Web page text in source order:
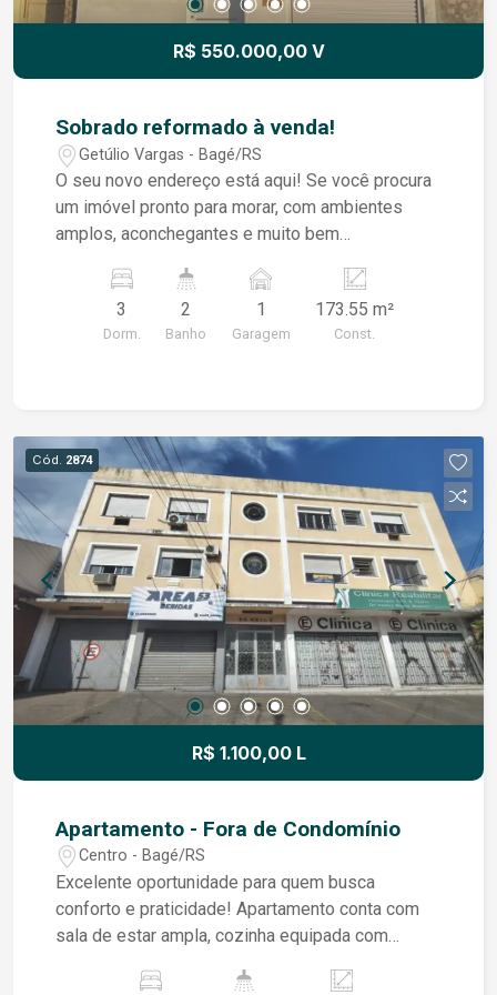
R$ 550.000,00 V
Sobrado reformado à venda!
Getúlio Vargas - Bagé/RS
O seu novo endereço está aqui! Se você procura
um imóvel pronto para morar, com ambientes
amplos, aconchegantes e muito bem
oportunidade! Destaques do imóvel: - 3
dormitórios bem distribuídos; - Sala de estar
perfeita para momentos de lazer; - Sala íntima
com churrasqueira e área de serviço; - Garagem
para 1 veículo. Totalmente reformado e em ótimo
estado de conservação, o imóvel oferece
praticidade, conforto e um ambiente acolhedor
para toda a família. Agende uma visita e venha
conhecer de perto todos os detalhes deste
excelente sobrado. Você vai encontrar o lar que
sempre procurou!
3
Dorm.
2
Banho
1
Garagem
173.55 m²
Const.
Cód. 2874
R$ 1.100,00 L
Apartamento - Fora de Condomínio
Centro - Bagé/RS
Excelente oportunidade para quem busca
conforto e praticidade! Apartamento conta com
sala de estar ampla, cozinha equipada com
banheiro social e dois dormitórios, sendo um